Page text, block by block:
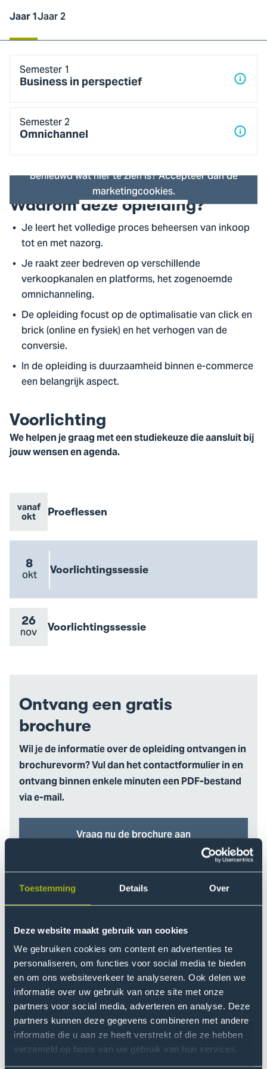
Toestemming Details Over
Deze website maakt gebruik van cookies
We gebruiken cookies om content en advertenties te
personaliseren, om functies voor social media te bieden
en om ons websiteverkeer te analyseren. Ook delen we
informatie over uw gebruik van onze site met onze
partners voor social media, adverteren en analyse. Deze
partners kunnen deze gegevens combineren met andere
informatie die u aan ze heeft verstrekt of die ze hebben
verzameld op basis van uw gebruik van hun services.
Jaar 1Jaar 2
Jaar
Semester 1
Business in perspectief
Semester 2
Omnichannel
Benieuwd wat hier te zien is? Accepteer dan de
marketingcookies.
Cookie instellingen
Waarom deze opleiding?
Je leert het volledige proces beheersen van inkoop
tot en met nazorg.
Je raakt zeer bedreven op verschillende
verkoopkanalen en platforms, het zogenoemde
omnichanneling.
De opleiding focust op de optimalisatie van click en
brick (online en fysiek) en het verhogen van de
conversie.
In de opleiding is duurzaamheid binnen e-commerce
een belangrijk aspect.
Voorlichting
We helpen je graag met een studiekeuze die aansluit bij
jouw wensen en agenda.
Evenement
vanaf
okt
Evenement
Proeflessen
Go
to
Proeflessen
eventEvenement
datum
8
okt Evenement
Voorlichtingssessie
Go
to
eventEvenement
26
nov Evenement
Voorlichtingssessie
Go
Ontvang een gratis
brochure
Wil je de informatie over de opleiding ontvangen in
brochurevorm? Vul dan het contactformulier in en
ontvang binnen enkele minuten een PDF-bestand
via e-mail.
Vraag nu de brochure aan